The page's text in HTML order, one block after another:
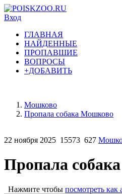
Вход
ГЛАВНАЯ
НАЙДЕННЫЕ
ПРОПАВШИЕ
ВОПРОСЫ
+ДОБАВИТЬ
Мошково
Пропала собака Мошково
22 ноября 2025 15573 627
Пропала собака
Нажмите чтобы посмотреть как